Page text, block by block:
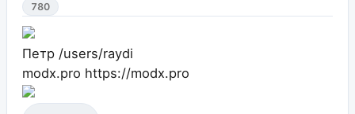
780
Петр /users/raydi
modx.pro https://modx.pro